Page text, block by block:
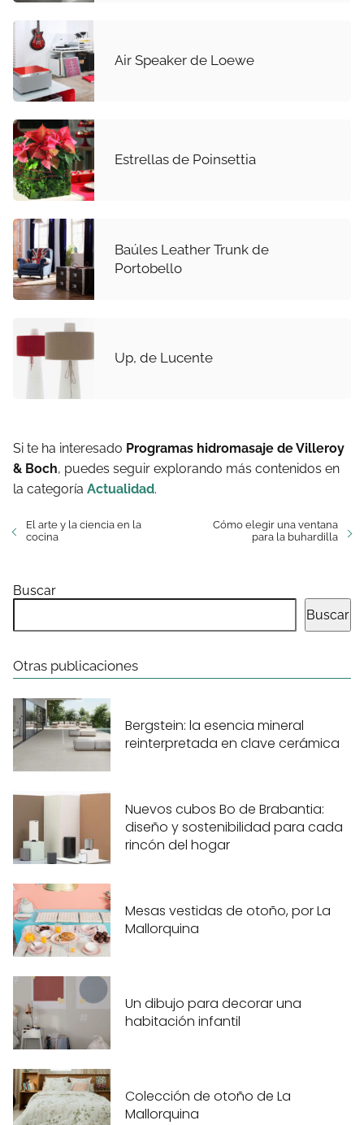
Air Speaker de Loewe
Estrellas de Poinsettia
Baúles Leather Trunk de
Portobello
Up, de Lucente
Si te ha interesado Programas hidromasaje de Villeroy
& Boch, puedes seguir explorando más contenidos en
la categoría Actualidad.
El arte y la ciencia en la
cocina
Cómo elegir una ventana
para la buhardilla
Buscar
Buscar
Otras publicaciones
Bergstein: la esencia mineral
reinterpretada en clave cerámica
Nuevos cubos Bo de Brabantia:
diseño y sostenibilidad para cada
rincón del hogar
Mesas vestidas de otoño, por La
Mallorquina
Un dibujo para decorar una
habitación infantil
Colección de otoño de La
Mallorquina